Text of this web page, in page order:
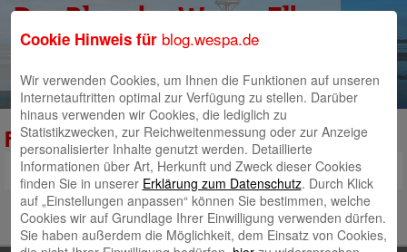
Der Blog der Weser-Elbe
Sparkasse
Foto_Pressetermin_2025_04_02
Cookie Hinweis für blog.wespa.de
Wir verwenden Cookies, um Ihnen die Funktionen auf unseren
Internetauftritten optimal zur Verfügung zu stellen. Darüber
hinaus verwenden wir Cookies, die lediglich zu
Statistikzwecken, zur Reichweitenmessung oder zur Anzeige
personalisierter Inhalte genutzt werden. Detaillierte
Informationen über Art, Herkunft und Zweck dieser Cookies
finden Sie in unserer Erklärung zum Datenschutz. Durch Klick
auf „Einstellungen anpassen“ können Sie bestimmen, welche
Cookies wir auf Grundlage Ihrer Einwilligung verwenden dürfen.
Sie haben außerdem die Möglichkeit, dem Einsatz von Cookies,